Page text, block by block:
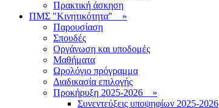
Πρακτική άσκηση
ΠΜΣ "Κινητικότητα" »
Παρουσίαση
Σπουδές
Οργάνωση και υποδομές
Μαθήματα
Ωρολόγιο πρόγραμμα
Διαδικασία επιλογής
Πρoκήρυξη 2025-2026 »
Συνεντεύξεις υποψηφίων 2025-2026